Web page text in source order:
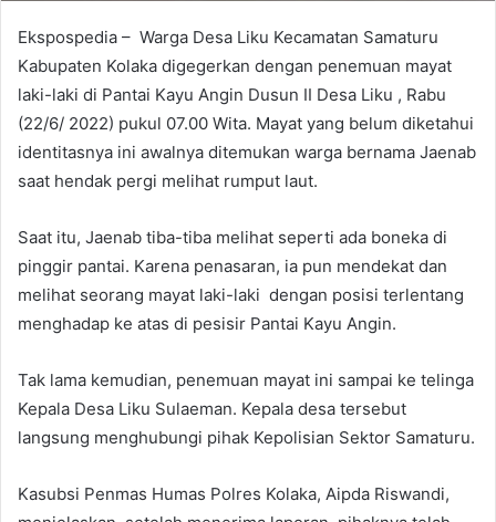
Ekspospedia – Warga Desa Liku Kecamatan Samaturu
Kabupaten Kolaka digegerkan dengan penemuan mayat
laki-laki di Pantai Kayu Angin Dusun II Desa Liku , Rabu
(22/6/ 2022) pukul 07.00 Wita. Mayat yang belum diketahui
identitasnya ini awalnya ditemukan warga bernama Jaenab
saat hendak pergi melihat rumput laut.
Saat itu, Jaenab tiba-tiba melihat seperti ada boneka di
pinggir pantai. Karena penasaran, ia pun mendekat dan
melihat seorang mayat laki-laki dengan posisi terlentang
menghadap ke atas di pesisir Pantai Kayu Angin.
Tak lama kemudian, penemuan mayat ini sampai ke telinga
Kepala Desa Liku Sulaeman. Kepala desa tersebut
langsung menghubungi pihak Kepolisian Sektor Samaturu.
Kasubsi Penmas Humas Polres Kolaka, Aipda Riswandi,